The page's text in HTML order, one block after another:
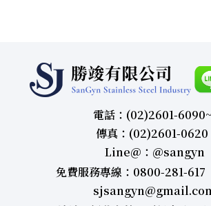
電話：(02)2601-
傳真：(02)2601-0620
Line＠：＠sangyn
免費服務專線：0800-281-